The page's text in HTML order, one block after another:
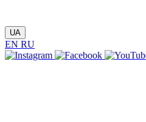
UA
EN RU